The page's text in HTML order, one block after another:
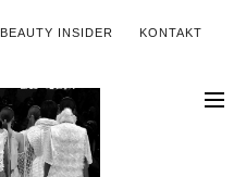
BEAUTY INSIDER KONTAKT